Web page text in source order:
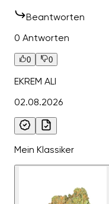
Beantworten
0 Antworten
0 0
EKREM ALI
02.08.2026
Mein Klassiker